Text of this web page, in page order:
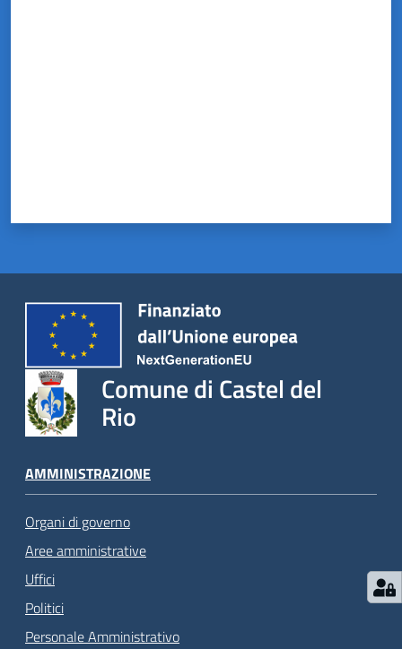
argomenti
Comune di Castel del
Rio
AMMINISTRAZIONE
Organi di governo
Aree amministrative
Uffici
Politici
Personale Amministrativo